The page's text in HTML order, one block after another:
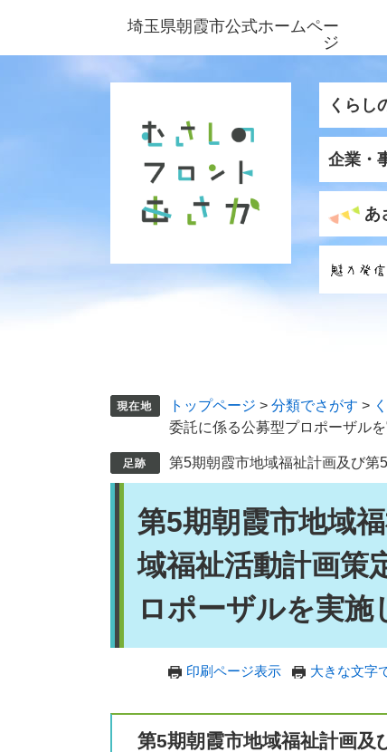
ジ
ュ
埼玉県朝霞市公式ホームペー
ジ
くらし
企業・
あ
トップページ > 分類でさがす >
委託に係る公募型プロポーザル
第5期朝霞市地域福祉計画及び
第5期朝霞市地域
域福祉活動計画策
ロポーザルを実
印刷ページ表示 大きな文字
第5期朝霞市地域福祉計画及